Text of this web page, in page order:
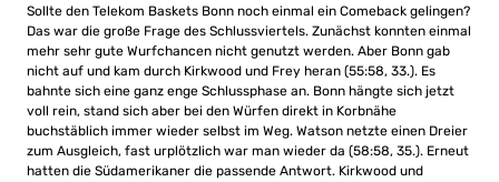
Sollte den Telekom Baskets Bonn noch einmal ein Comeback gelingen?
Das war die große Frage des Schlussviertels. Zunächst konnten einmal
mehr sehr gute Wurfchancen nicht genutzt werden. Aber Bonn gab
nicht auf und kam durch Kirkwood und Frey heran (55:58, 33.). Es
bahnte sich eine ganz enge Schlussphase an. Bonn hängte sich jetzt
voll rein, stand sich aber bei den Würfen direkt in Korbnähe
buchstäblich immer wieder selbst im Weg. Watson netzte einen Dreier
zum Ausgleich, fast urplötzlich war man wieder da (58:58, 35.). Erneut
hatten die Südamerikaner die passende Antwort. Kirkwood und